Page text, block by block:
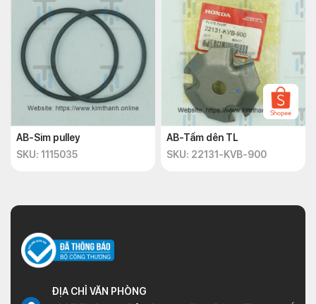
AB-Sim pulley
SKU: 1115035
AB-Tấm dên TL
SKU: 22131-KVB-900
ĐỊA CHỈ VĂN PHÒNG